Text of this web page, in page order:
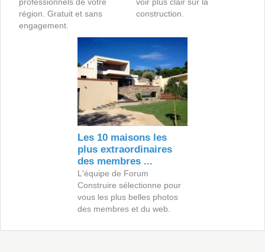
région. Gratuit et sans
engagement.
construction.
Les 10 maisons les
plus extraordinaires
des membres ...
L'équipe de Forum
Construire sélectionne pour
vous les plus belles photos
des membres et du web.